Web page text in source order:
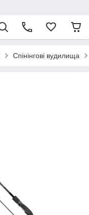
Спінінгові вудилища